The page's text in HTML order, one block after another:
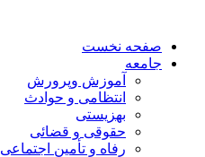
صفحه نخست
جامعه
آموزش وپرورش
انتظامی و حوادث
بهزیستی
حقوقی و قضائی
رفاه و تأمین اجتماعی